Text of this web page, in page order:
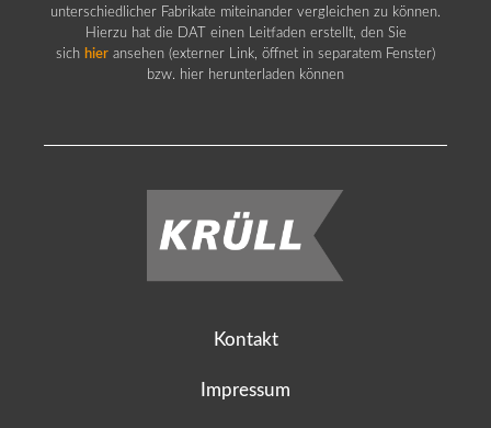
unterschiedlicher Fabrikate miteinander vergleichen zu können.
Hierzu hat die DAT einen Leitfaden erstellt, den Sie
sich hier ansehen (externer Link, öffnet in separatem Fenster)
bzw. hier herunterladen können
Kontakt
Impressum